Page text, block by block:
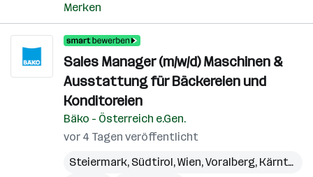
Merken
Sales Manager (m/w/d) Maschinen &
Ausstattung für Bäckereien und
Konditoreien
Bäko - Österreich e.Gen.
vor 4 Tagen veröffentlicht
Steiermark, Südtirol,Wien,Voralberg, Kärnten